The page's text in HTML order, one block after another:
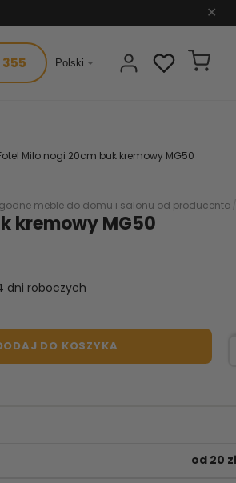
✕
355 Polski 
Milo nogi 20cm buk kremowy MG50
meble do domu i salonu od producenta
kremowy MG50
dni roboczych
DO KOSZYKA
od 20